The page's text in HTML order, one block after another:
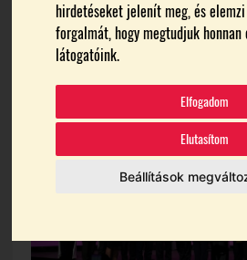
hirdetéseket jelenít meg, és
forgalmát, hogy megtudjuk honnan
látogatóink.
Elfogadom
Elutasítom
Beállítások
Megnyílt az 57.
Témák: Olaszország Usa